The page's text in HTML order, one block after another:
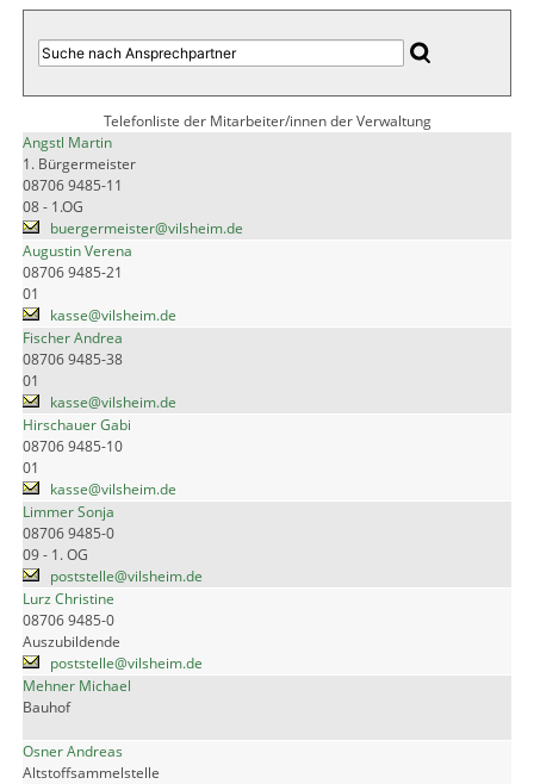
Telefonliste der Mitarbeiter/innen der Verwaltung
Angstl Martin
1. Bürgermeister
08706 9485-11
08 - 1.OG
buergermeister@vilsheim.de
Augustin Verena
08706 9485-21
01
kasse@vilsheim.de
Fischer Andrea
08706 9485-38
01
kasse@vilsheim.de
Hirschauer Gabi
08706 9485-10
01
kasse@vilsheim.de
Limmer Sonja
08706 9485-0
09 - 1. OG
poststelle@vilsheim.de
Lurz Christine
08706 9485-0
Auszubildende
poststelle@vilsheim.de
Mehner Michael
Bauhof
Osner Andreas
Altstoffsammelstelle